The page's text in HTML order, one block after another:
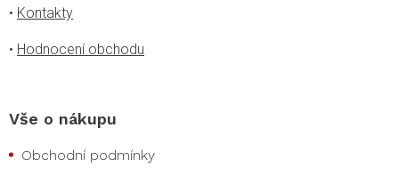
• Kontakty
• Hodnocení obchodu
Vše o nákupu
Obchodní podmínky